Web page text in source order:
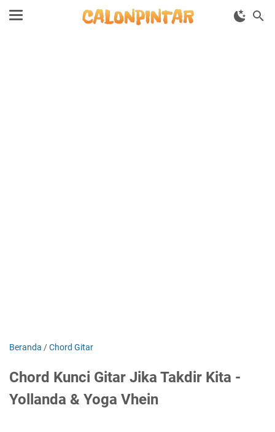
Beranda /Chord Gitar
Chord Kunci Gitar Jika Takdir Kita -
Yollanda & Yoga Vhein